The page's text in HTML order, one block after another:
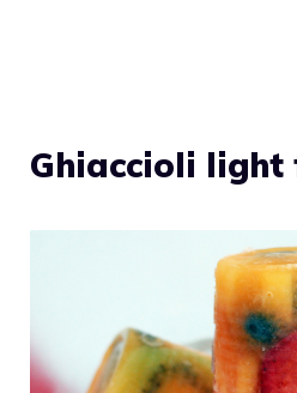
Ghiaccioli